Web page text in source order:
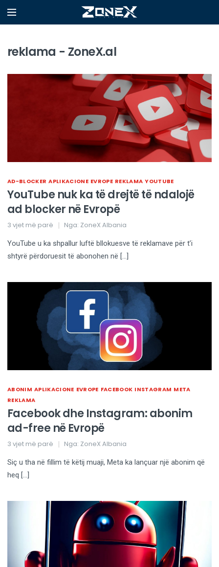
reklama - ZoneX.al
AD-BLOCKER APLIKACIONE EVROPE REKLAMA YOUTUBE
YouTube nuk ka të drejtë të ndalojë
ad blocker në Evropë
3 vjet më parë Nga: ZoneX Albania
YouTube u ka shpallur luftë bllokuesve të reklamave për t’i
shtyrë përdoruesit të abonohen në […]
ABONIM APLIKACIONE EVROPE FACEBOOK INSTAGRAM META
REKLAMA
Facebook dhe Instagram: abonim
ad-free në Evropë
3 vjet më parë Nga: ZoneX Albania
Siç u tha në fillim të këtij muaji, Meta ka lançuar një abonim që
heq […]